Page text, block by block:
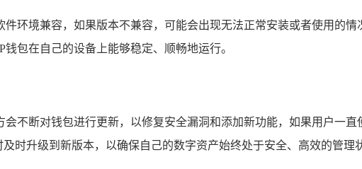
环境兼容，如果版本不兼容，可能会出现无法正常安装或者使用的
包在自己的设备上能够稳定、顺畅地运行。
不断对钱包进行更新，以修复安全漏洞和添加新功能，如果用户一
时升级到新版本，以确保自己的数字资产始终处于安全、高效的管理